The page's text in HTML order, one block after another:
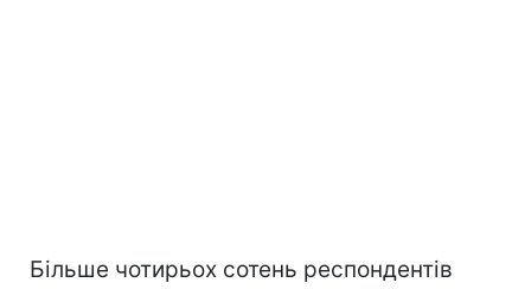
Більше чотирьох сотень респондентів